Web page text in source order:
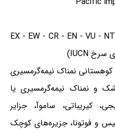
گونه‌ی با کم‌ترین نگرانی (EX - EW - CR - EN - VU - NT
نمناک نیمه‌گرمسیری
و نمناک نیمه‌گرمسیری یا
کیریباتی، ساموآ، جزایر
و فوتونا، جزیره‌های کوچک